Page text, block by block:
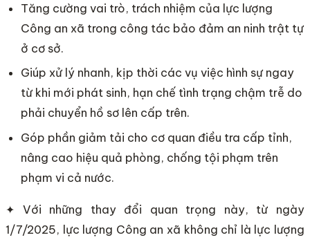
Tăng cường vai trò, trách nhiệm của lực lượng
Công an xã trong công tác bảo đảm an ninh trật tự
ở cơ sở.
Giúp xử lý nhanh, kịp thời các vụ việc hình sự ngay
từ khi mới phát sinh, hạn chế tình trạng chậm trễ do
phải chuyển hồ sơ lên cấp trên.
Góp phần giảm tải cho cơ quan điều tra cấp tỉnh,
nâng cao hiệu quả phòng, chống tội phạm trên
phạm vi cả nước.
✦ Với những thay đổi quan trọng này, từ ngày
1/7/2025, lực lượng Công an xã không chỉ là lực lượng